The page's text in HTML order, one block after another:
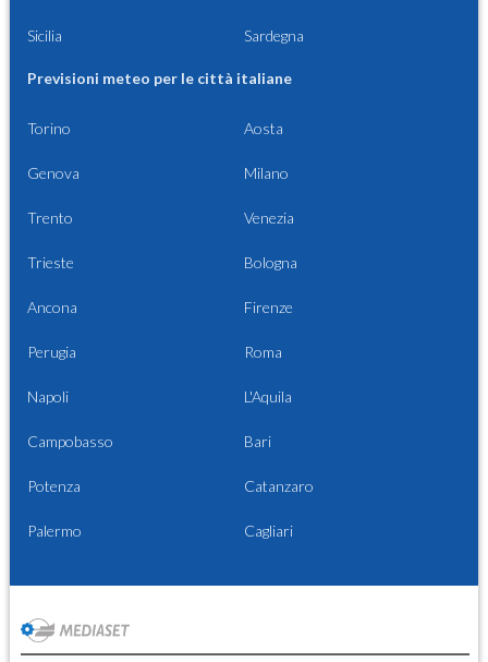
Sicilia Sardegna
Previsioni meteo per le città italiane
Torino Aosta
Genova Milano
Trento Venezia
Trieste Bologna
Ancona Firenze
Perugia Roma
Napoli L'Aquila
Campobasso Bari
Potenza Catanzaro
Palermo Cagliari